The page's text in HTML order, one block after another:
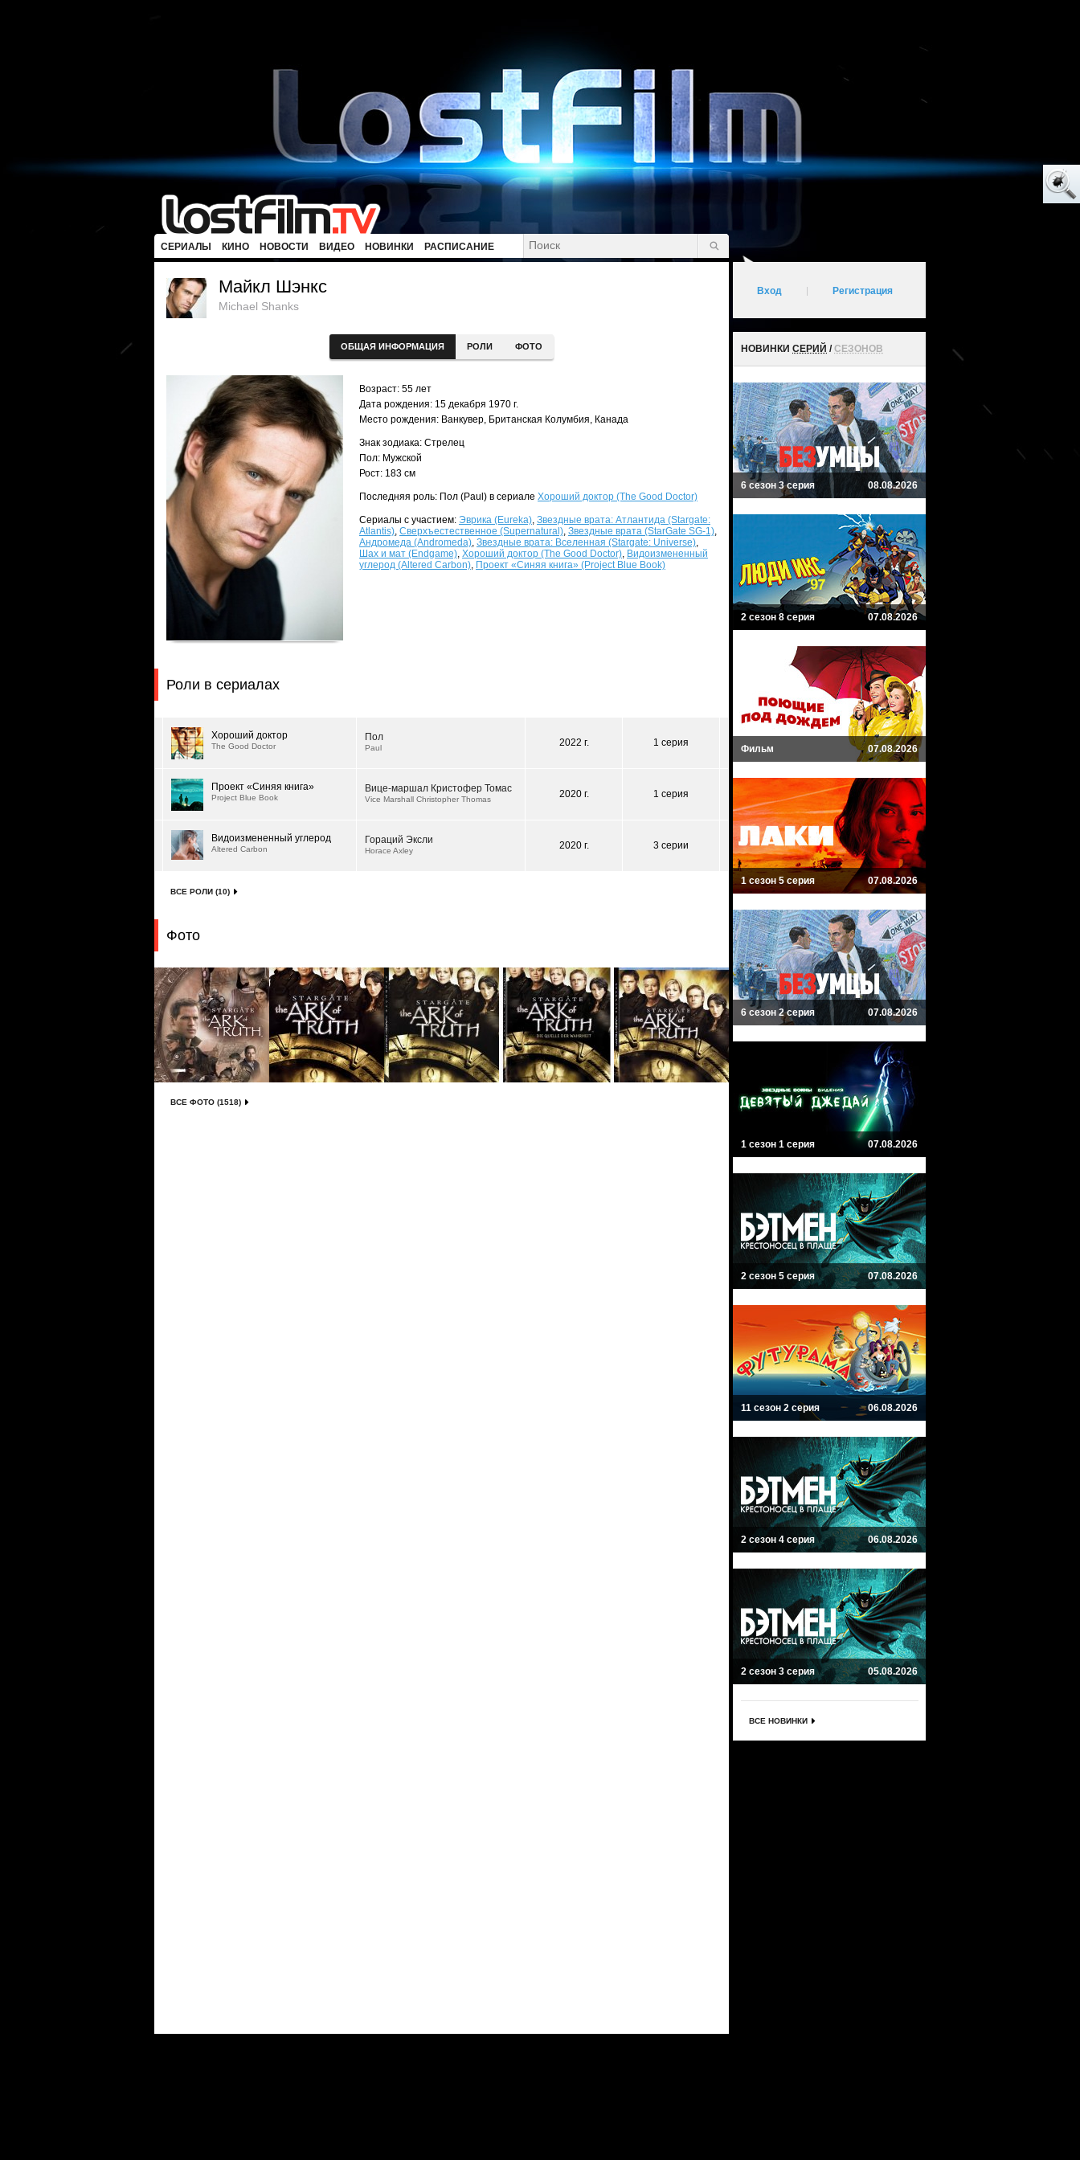
СЕРИАЛЫ КИНО НОВОСТИ ВИДЕО НОВИНКИ РАСПИСАНИЕ
Майкл Шэнкс
Michael Shanks
ОБЩАЯ ИНФОРМАЦИЯ РОЛИ ФОТО
Возраст: 55 лет
Дата рождения: 15 декабря 1970 г.
Место рождения: Ванкувер, Британская Колумбия, Канада
Знак зодиака: Стрелец
Пол: Мужской
Рост: 183 см
Последняя роль: Пол (Paul) в сериале Хороший доктор (The Good Doctor)
Сериалы с участием: Эврика (Eureka), Звездные врата: Атлантида (Stargate:
Atlantis), Сверхъестественное (Supernatural), Звездные врата (StarGate SG-1),
Андромеда (Andromeda), Звездные врата: Вселенная (Stargate: Universe),
Шах и мат (Endgame), Хороший доктор (The Good Doctor), Видоизмененный
углерод (Altered Carbon), Проект «Синяя книга» (Project Blue Book)
Роли в сериалах
Хороший доктор
The Good Doctor
Пол
Paul 2022 г. 1 серия
Проект «Синяя книга»
Project Blue Book
Вице-маршал Кристофер Томас
Vice Marshall Christopher Thomas 2020 г. 1 серия
Видоизмененный углерод
Altered Carbon
Гораций Эксли
Horace Axley 2020 г. 3 серии
ВСЕ РОЛИ (10)
Фото
ВСЕ ФОТО (1518)
Вход Регистрация
НОВИНКИ СЕРИЙ /СЕЗОНОВ
6 сезон 3 серия 08.08.2026
2 сезон 8 серия 07.08.2026
Фильм 07.08.2026
1 сезон 5 серия 07.08.2026
6 сезон 2 серия 07.08.2026
1 сезон 1 серия 07.08.2026
2 сезон 5 серия 07.08.2026
11 сезон 2 серия 06.08.2026
2 сезон 4 серия 06.08.2026
2 сезон 3 серия 05.08.2026
ВСЕ НОВИНКИ